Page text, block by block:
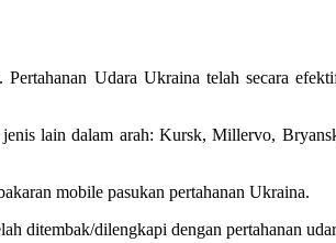
Udara Ukraina telah secara
lain dalam arah: Kursk, Millervo,
mobile pasukan pertahanan Ukraina.
ditembak/dilengkapi dengan pertahanan